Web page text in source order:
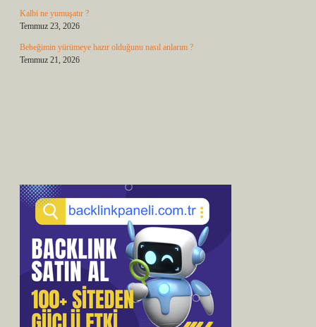
Kalbi ne yumuşatır ?
Temmuz 23, 2026
Bebeğimin yürümeye hazır olduğunu nasıl anlarım ?
Temmuz 21, 2026